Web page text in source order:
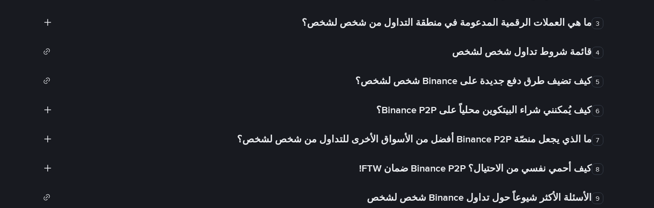
3 ما هي العملات الرقمية المدعومة في منطقة التداول من شخص لشخص؟
4 قائمة شروط تداول شخص لشخص
5 كيف تضيف طرق دفع جديدة على Binance شخص لشخص؟
6 كيف يُمكنني شراء البيتكوين محلياً على Binance P2P؟
7 ما الذي يجعل منصّة Binance P2P أفضل من الأسواق الأخرى للتداول من شخص لشخص؟
8 كيف أحمي نفسي من الاحتيال؟ Binance P2P ضمان FTW!
9 الأسئلة الأكثر شيوعاً حول تداول Binance شخص لشخص